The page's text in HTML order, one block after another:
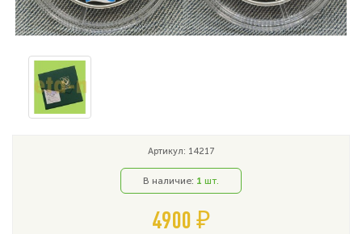
Артикул: 14217
В наличие: 1 шт.
4900 ₽